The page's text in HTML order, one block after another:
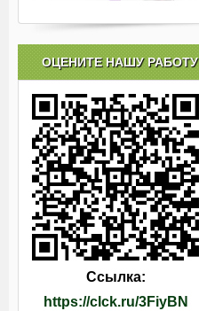
ОЦЕНИТЕ НАШУ РАБОТУ
Ссылка:
https://clck.ru/3FiyBN